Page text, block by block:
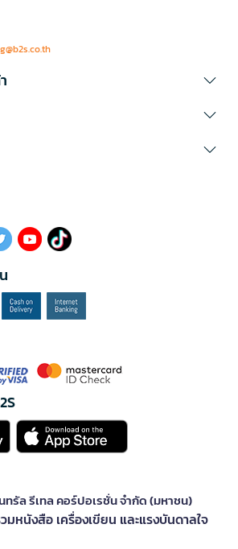
ทรัล รีเทล คอร์ปอเรชั่น จำกัด (มหาชน)
มหนังสือ เครื่องเขียน และแรงบันดาลใจ